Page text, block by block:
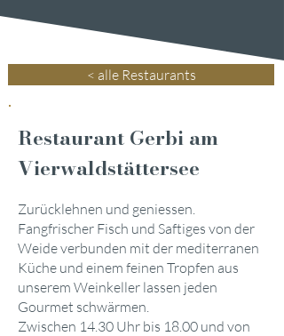
< alle Restaurants
Restaurant Gerbi am
Vierwaldstättersee
Zurücklehnen und geniessen.
Fangfrischer Fisch und Saftiges von der
Weide verbunden mit der mediterranen
Küche und einem feinen Tropfen aus
unserem Weinkeller lassen jeden
Gourmet schwärmen.
Zwischen 14.30 Uhr bis 18.00 und von